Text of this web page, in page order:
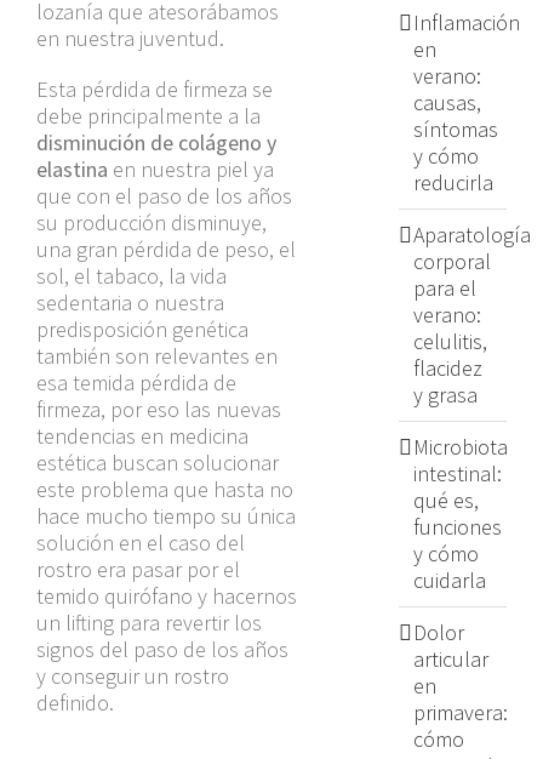
lozanía que atesorábamos
en nuestra juventud.
Esta pérdida de firmeza se
debe principalmente a la
disminución de colágeno y
elastina en nuestra piel ya
que con el paso de los años
su producción disminuye,
una gran pérdida de peso, el
sol, el tabaco, la vida
sedentaria o nuestra
predisposición genética
también son relevantes en
esa temida pérdida de
firmeza, por eso las nuevas
tendencias en medicina
estética buscan solucionar
este problema que hasta no
hace mucho tiempo su única
solución en el caso del
rostro era pasar por el
temido quirófano y hacernos
un lifting para revertir los
signos del paso de los años
y conseguir un rostro
definido.
Inflamación
en
verano:
causas,
síntomas
y cómo
reducirla
Aparatología
corporal
para el
verano:
celulitis,
flacidez
y grasa
Microbiota
intestinal:
qué es,
funciones
y cómo
cuidarla
Dolor
articular
en
primavera:
cómo